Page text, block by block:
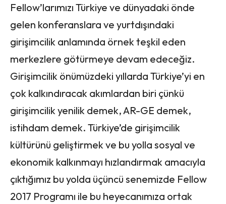
Fellow’larımızı Türkiye ve dünyadaki önde
gelen konferanslara ve yurtdışındaki
girişimcilik anlamında örnek teşkil eden
merkezlere götürmeye devam edeceğiz.
Girişimcilik önümüzdeki yıllarda Türkiye’yi en
çok kalkındıracak akımlardan biri çünkü
girişimcilik yenilik demek, AR-GE demek,
istihdam demek. Türkiye’de girişimcilik
kültürünü geliştirmek ve bu yolla sosyal ve
ekonomik kalkınmayı hızlandırmak amacıyla
çıktığımız bu yolda üçüncü senemizde Fellow
2017 Programı ile bu heyecanımıza ortak